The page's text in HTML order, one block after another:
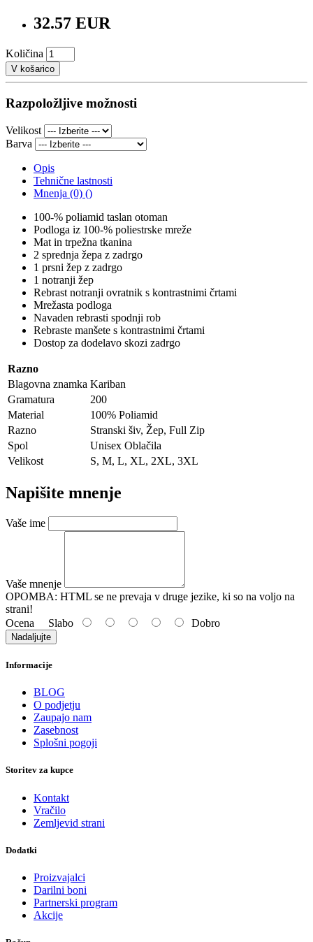
32.57 EUR
Količina
V košarico
Razpoložljive možnosti
Velikost
Barva
Opis
Tehnične lastnosti
Mnenja (0) ()
100-% poliamid taslan otoman
Podloga iz 100-% poliestrske mreže
Mat in trpežna tkanina
2 sprednja žepa z zadrgo
1 prsni žep z zadrgo
1 notranji žep
Rebrast notranji ovratnik s kontrastnimi črtami
Mrežasta podloga
Navaden rebrasti spodnji rob
Rebraste manšete s kontrastnimi črtami
Dostop za dodelavo skozi zadrgo
Razno
Blagovna znamka Kariban
Gramatura
200
Material
100% Poliamid
Razno
Stranski šiv, Žep, Full Zip
Spol
Unisex Oblačila
Velikost
S, M, L, XL, 2XL, 3XL
Napišite mnenje
Vaše ime
Vaše mnenje
OPOMBA: HTML se ne prevaja v druge jezike, ki so na voljo na
strani!
Ocena Slabo Dobro
Nadaljujte
Informacije
BLOG
O podjetju
Zaupajo nam
Zasebnost
Splošni pogoji
Storitev za kupce
Kontakt
Vračilo
Zemljevid strani
Dodatki
Proizvajalci
Darilni boni
Partnerski program
Akcije